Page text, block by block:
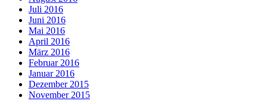
Juli 2016
Juni 2016
Mai 2016
April 2016
März 2016
Februar 2016
Januar 2016
Dezember 2015
November 2015